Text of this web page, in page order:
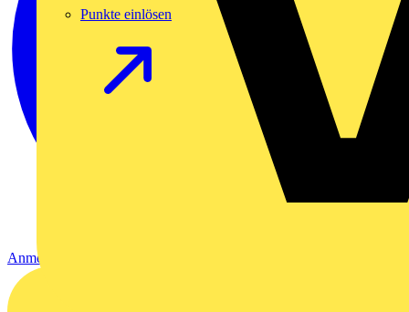
Punkte einlösen
Anmelden